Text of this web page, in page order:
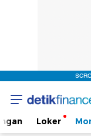
Loker